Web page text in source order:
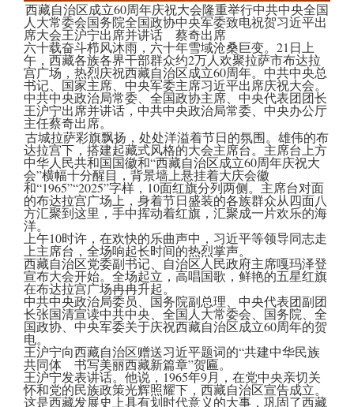
西藏自治区成立60周年庆祝大会隆重举行中共中央全国
人大常委会国务院全国政协中央军委致电祝贺习近平出
席大会王沪宁出席并讲话 蔡奇出席
六十载奋斗栉风沐雨，六十年雪域沧桑巨变。21日上
午，西藏各族各界干部群众约2万人欢聚拉萨市布达拉
宫广场，热烈庆祝西藏自治区成立60周年。中共中央总
书记、国家主席、中央军委主席习近平出席庆祝大会。
中共中央政治局常委、全国政协主席、中央代表团团长
王沪宁出席并讲话，中共中央政治局常委、中央办公厅
主任蔡奇出席。
古城拉萨彩旗飘扬，处处洋溢着节日的氛围。雄伟的布
达拉宫下，搭建起藏式风格的大会主席台。主席台上方
中华人民共和国国徽和“西藏自治区成立60周年庆祝大
会”横幅十分醒目，背景墙上悬挂着大庆会徽
和“1965”“2025”字样，10面红旗分列两侧。主席台对面
的布达拉宫广场上，身着节日盛装的各族群众从四面八
方汇聚到这里，手中挥动着红旗，汇聚成一片欢乐的海
洋。
上午10时许，在欢快的乐曲声中，习近平等领导同志走
上主席台，全场响起长时间的热烈掌声。
西藏自治区党委副书记、自治区人民政府主席嘎玛泽登
宣布大会开始。全场起立，高唱国歌，鲜艳的五星红旗
在布达拉宫广场冉冉升起。
中共中央政治局委员、国务院副总理、中央代表团副团
长张国清宣读中共中央、全国人大常委会、国务院、全
国政协、中央军委关于庆祝西藏自治区成立60周年的贺
电。
王沪宁向西藏自治区赠送习近平题词的“共建中华民族
共同体 书写美丽西藏新篇章”贺匾。
王沪宁发表讲话。他说，1965年9月，在党中央亲切关
怀和党的民族政策光辉照耀下，西藏自治区宣告成立。
这是西藏发展史上具有划时代意义的大事，巩固了西藏